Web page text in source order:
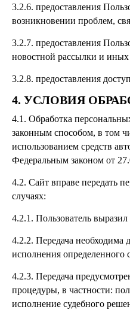
3.2.6. предоставления
возникновении проблем,
3.2.7. предоставления
новостной рассылки и
3.2.8. предоставления
4. УСЛОВИЯ
4.1. Обработка
законным способом, в том
использованием средств
Федеральным законом от
4.2. Сайт вправе передать
случаях:
4.2.1. Пользователь выразил
4.2.2. Передача необходима
исполнения определенного
4.2.3. Передача
процедуры, в частности:
исполнение судебного